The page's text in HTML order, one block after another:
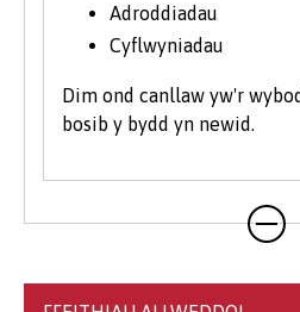
Adroddiadau
Cyflwyniadau
Dim ond canllaw yw'r
bosib y bydd yn newid.